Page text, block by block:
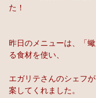
た！
昨日のメニューは、「
る食材を使い、
エガリテさんのシェフ
案してくれました。